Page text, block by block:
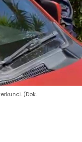
(Dok.